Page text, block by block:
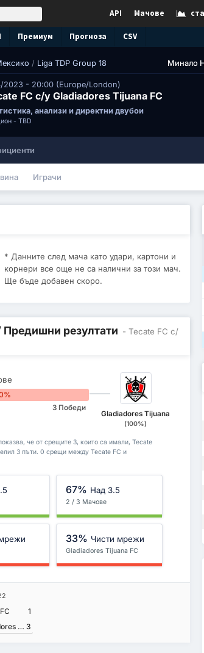
Мачове
API
Премиум Прогноза CSV
/ Liga TDP Group 18 Минало
2023 - 20:00 (Europe/London)
FC с/у Gladiadores Tijuana FC
анализи и директни двубои
- TBD
Играчи
* Данните след мача като удари, картони и
корнери все още не са налични за този мач.
Ще бъде добавен скоро.
Предишни резултати - Tecate FC с/
3 Победи
Gladiadores Tijuana
(100%)
че от срещите 3, които са имали, Tecate
3 пъти. 0 срещи между Tecate FC и
67% Над 3.5
2 / 3 Мачове
33% Чисти мрежи
Gladiadores Tijuana FC
1
Gladiadores Tijuana FC 3